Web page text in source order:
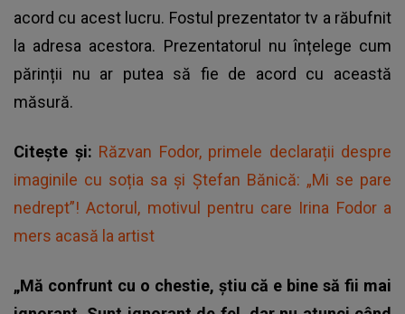
acord cu acest lucru. Fostul prezentator tv a răbufnit
la adresa acestora. Prezentatorul nu înțelege cum
părinții nu ar putea să fie de acord cu această
măsură.
Citește și: Răzvan Fodor, primele declarații despre
imaginile cu soția sa și Ștefan Bănică: „Mi se pare
nedrept”! Actorul, motivul pentru care Irina Fodor a
mers acasă la artist
„Mă confrunt cu o chestie, știu că e bine să fii mai